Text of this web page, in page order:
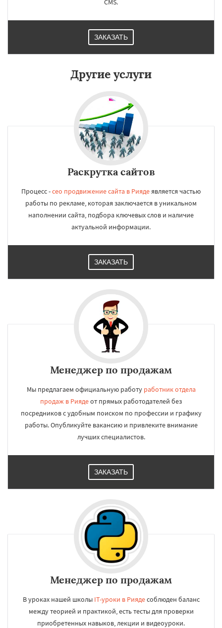
CMS.
ЗАКАЗАТЬ
Другие услуги
Раскрутка сайтов
Процесс -сео продвижение сайта в Риядеявляется частью
работы по рекламе, которая заключается в уникальном
наполнении сайта, подбора ключевых слов и наличие
актуальной информации.
ЗАКАЗАТЬ
Менеджер по продажам
Мы предлагаем официальную работу работник отдела
продаж в Риядеот прямых работодателей без
посредников с удобным поиском по профессии и графику
работы. Опубликуйте вакансию и привлеките внимание
лучших специалистов.
ЗАКАЗАТЬ
Менеджер по продажам
В уроках нашей школы IT-уроки в Риядесоблюден баланс
между теорией и практикой, есть тесты для проверки
приобретенных навыков, лекции и видеоуроки.